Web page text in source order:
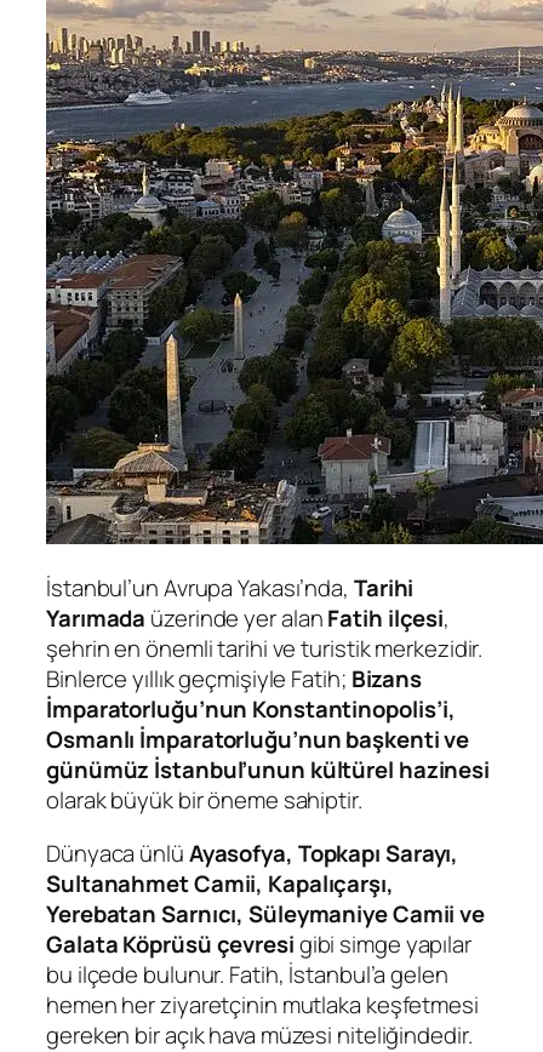
İstanbul’un Avrupa Yakası’nda, Tarihi
Yarımada üzerinde yer alanFatih ilçesi,
şehrin en önemli tarihi ve turistik merkezidir.
Binlerce yıllık geçmişiyle Fatih; Bizans
İmparatorluğu’nun Konstantinopolis’i,
Osmanlı İmparatorluğu’nun başkenti ve
günümüz İstanbul’unun kültürel hazinesi
olarak büyük bir öneme sahiptir.
Dünyaca ünlüAyasofya, Topkapı Sarayı,
Sultanahmet Camii, Kapalıçarşı,
Yerebatan Sarnıcı, Süleymaniye Camii ve
Galata Köprüsü çevresigibi simge yapılar
bu ilçede bulunur. Fatih, İstanbul’a gelen
hemen her ziyaretçinin mutlaka keşfetmesi
gereken bir açık hava müzesi niteliğindedir.